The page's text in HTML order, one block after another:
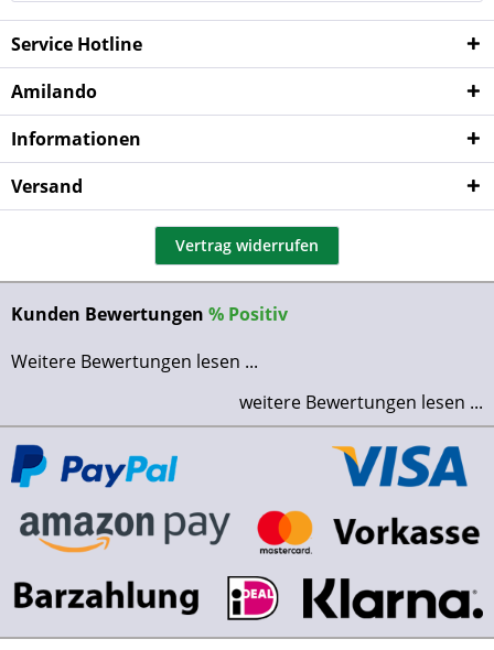
Service Hotline
Amilando
Informationen
Versand
Vertrag widerrufen
Kunden Bewertungen % Positiv
Weitere Bewertungen lesen ...
weitere Bewertungen lesen ...